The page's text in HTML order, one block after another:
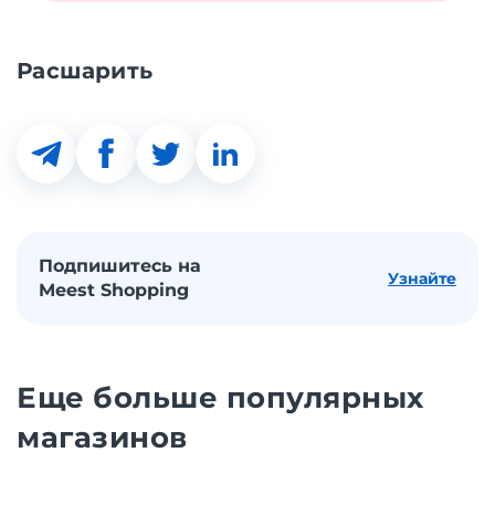
Расшарить
Подпишитесь на
Meest Shopping
Узнайте
Еще больше популярных
магазинов